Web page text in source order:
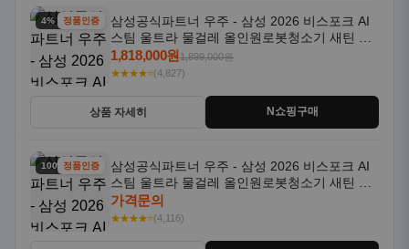
4% 할인정품인증
삼성공식파트너 우주 - 삼성 2026 비스포크 AI
스팀 울트라 물걸레 올인원로봇청소기 새틴 그
레이지 AAG
1,818,000원1,899,000원
★★★★⭐(4,827)
상품 자세히 N쇼핑구매
100% 할인
정품인증
삼성공식파트너 우주 - 삼성 2026 비스포크 AI
스팀 울트라 물걸레 올인원로봇청소기 새틴 차
콜 AAH
가격문의
★★★★⭐(4,116)